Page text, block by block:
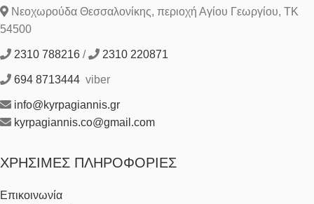
Νεοχωρούδα Θεσσαλονίκης, περιοχή Αγίου Γεωργίου, ΤΚ
54500
2310 788216 / 2310 220871
694 8713444 viber
info@kyrpagiannis.gr
kyrpagiannis.co@gmail.com
ΧΡΉΣΙΜΕΣ ΠΛΗΡΟΦΟΡΊΕΣ
Επικοινωνία